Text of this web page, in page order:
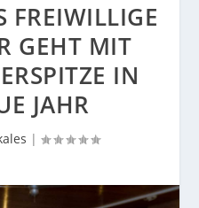
FREIWILLIGE
GEHT MIT
IN
JAHR
|